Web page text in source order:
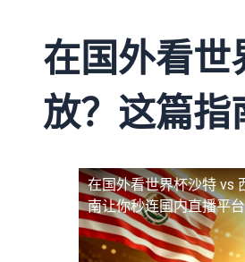
在国外看世
放？这篇指
在国外看世界杯沙特 vs
南让你秒连国内直播平台